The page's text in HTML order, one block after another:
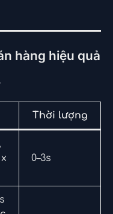
hàng hiệu quả
Thời lượng
0–3s